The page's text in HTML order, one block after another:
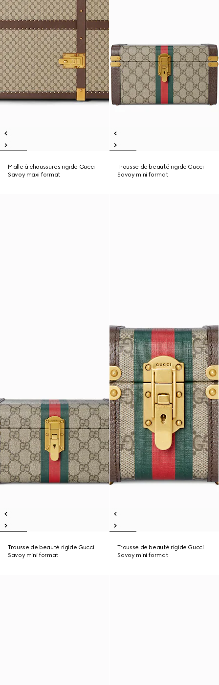
Malle à chaussures rigide Gucci
Savoy maxi format
Trousse de beauté rigide Gucci
Savoy mini format
Trousse de beauté rigide Gucci
Savoy mini format
Trousse de beauté rigide Gucci
Savoy mini format